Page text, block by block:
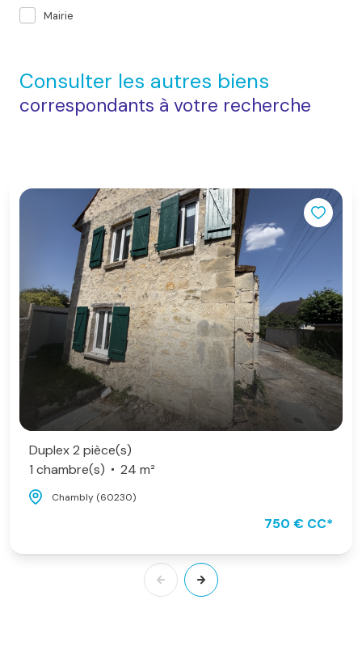
Mairie
Consulter les autres biens
correspondants à votre recherche
Duplex 2 pièce(s)
1 chambre(s)
24 m²
Chambly (60230)
750 € CC*